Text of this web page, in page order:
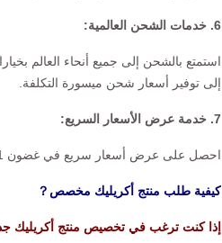
6. خدمات الشحن العالمية:
استمتع بالشحن إلى جميع أنحاء العالم
إلى توفير أسعار شحن ميسورة التكلفة.
7. خدمة عرض الأسعار السريع:
احصل على عرض أسعار سريع في غضون 1-8 ساعات عند إرسال استفسارك.
كيفية طلب منتج أكريليك مخصص？
إذا كنت ترغب في تخصيص منتج أكريليك